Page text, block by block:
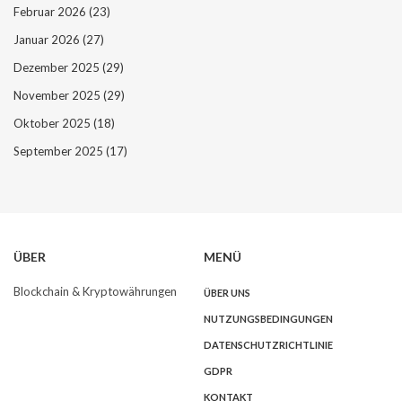
Februar 2026 (23)
Januar 2026 (27)
Dezember 2025 (29)
November 2025 (29)
Oktober 2025 (18)
September 2025 (17)
ÜBER
Blockchain & Kryptowährungen
MENÜ
ÜBER UNS
NUTZUNGSBEDINGUNGEN
DATENSCHUTZRICHTLINIE
GDPR
KONTAKT